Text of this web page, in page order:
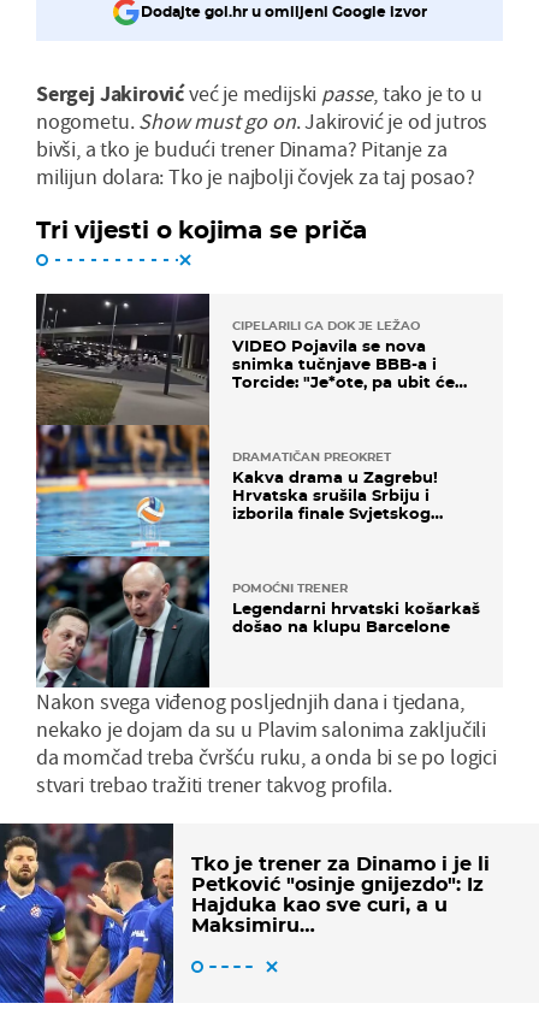
Dodajte gol.hr u omiljeni Google izvor
Sergej Jakirovićveć je medijski passe, tako je to u
nogometu.Show must go on. Jakirović je od jutros
bivši, a tko je budući trener Dinama? Pitanje za
milijun dolara: Tko je najbolji čovjek za taj posao?
Tri vijesti o kojima se priča
CIPELARILI GA DOK JE LEŽAO
VIDEO Pojavila se nova
snimka tučnjave BBB-a i
Torcide: "Je*ote, pa ubit će
DRAMATIČAN PREOKRET
Kakva drama u Zagrebu!
Hrvatska srušila Srbiju i
izborila finale Svjetskog
POMOĆNI TRENER
Legendarni hrvatski košarkaš
došao na klupu Barcelone
Nakon svega viđenog posljednjih dana i tjedana,
nekako je dojam da su u Plavim salonima zaključili
da momčad treba čvršću ruku, a onda bi se po logici
stvari trebao tražiti trener takvog profila.
Tko je trener za Dinamo i je li
Petković "osinje gnijezdo": Iz
Hajduka kao sve curi, a u
Maksimiru…